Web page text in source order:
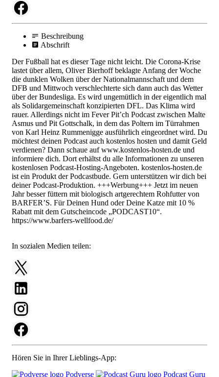
Beschreibung
Abschrift
Der Fußball hat es dieser Tage nicht leicht. Die Corona-Krise
lastet über allem, Oliver Bierhoff beklagte Anfang der Woche
die dunklen Wolken über der Nationalmannschaft und dem
DFB und Mittwoch verschlechterte sich dann auch das Wetter
über der Bundesliga. Es wird ungemütlich in der eigentlich mal
als Solidargemeinschaft konzipierten DFL. Das Klima wird
rauer. Allerdings nicht im Fever Pit’ch Podcast zwischen Malte
Asmus und Pit Gottschalk, in dem das Poltern im Türrahmen
von Karl Heinz Rummenigge ausführlich eingeordnet wird. Du
möchtest deinen Podcast auch kostenlos hosten und damit Geld
verdienen? Dann schaue auf www.kostenlos-hosten.de und
informiere dich. Dort erhältst du alle Informationen zu unseren
kostenlosen Podcast-Hosting-Angeboten. kostenlos-hosten.de
ist ein Produkt der Podcastbude. Gern unterstützen wir dich bei
deiner Podcast-Produktion. +++Werbung+++ Jetzt im neuen
Jahr besser füttern mit biologisch artgerechtem Rohfutter von
BARFER’S. Für Deinen Hund oder Deine Katze mit 10 %
Rabatt mit dem Gutscheincode „PODCAST10“.
https://www.barfers-wellfood.de/
In sozialen Medien teilen:
Hören Sie in Ihrer Lieblings-App:
Podverse
Podcast Guru